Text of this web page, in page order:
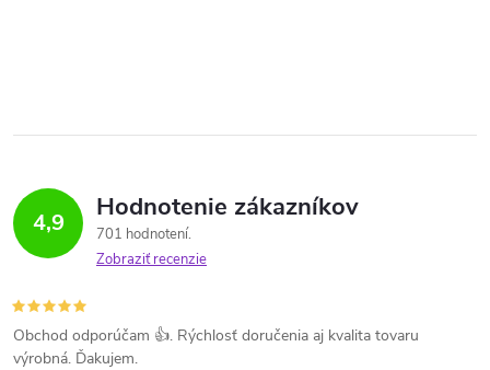
4,9 Hodnotenie zákazníkov
701 hodnotení
Zobraziť recenzie
Obchod odporúčam 👍. Rýchlosť doručenia aj kvalita tovaru
výrobná. Ďakujem.